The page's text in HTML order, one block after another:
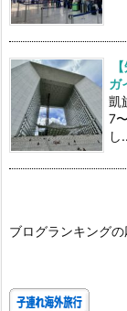
ガ
凱
7
し
ブログランキング